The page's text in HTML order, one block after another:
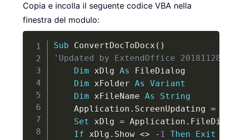
Copia e incolla il seguente codice VBA nella
finestra del modulo:
Sub ConvertDocToDocx ( )
'Updated by ExtendOffice 20181128
Dim xDlg As FileDialog
Dim xFolder As
Variant
Dim xFileName As
String
    Application
. ScreenUpdating =
Set xDlg = Application .
If xDlg . Show <> - 1 Then Exit